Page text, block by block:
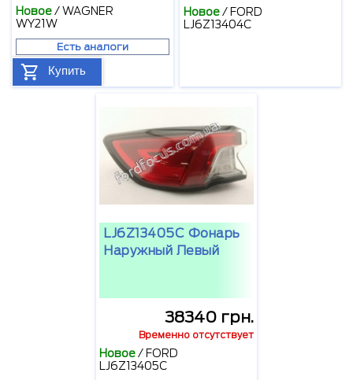
Новое/WAGNER
WY21W
Есть аналоги
Купить
Новое/ FORD
LJ6Z13404C
LJ6Z13405C Фонарь
Наружный Левый
38340 грн.
Временно отсутствует
Новое/ FORD
LJ6Z13405C